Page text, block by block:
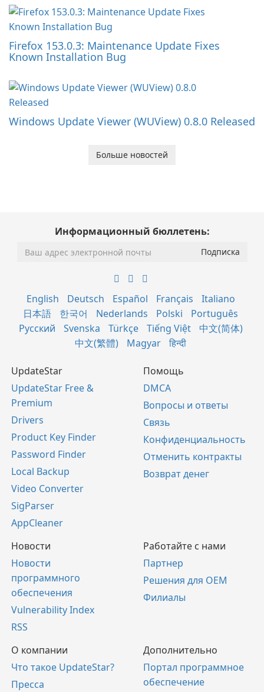
Firefox 153.0.3: Maintenance Update Fixes
Known Installation Bug
Windows Update Viewer (WUView) 0.8.0 Released
Больше новостей
Информационный бюллетень:
English Deutsch Español Français
Italiano
日本語
한국어 Nederlands Polski
Português
Русский
Svenska Türkçe Tiếng Việt
中文(简体)
中文(繁體)
Magyar हिन्दी
UpdateStar
UpdateStar Free &
Premium
Drivers
Product Key Finder
Password Finder
Local Backup
Video Converter
SigParser
AppCleaner
Помощь
DMCA
Вопросы и ответы
Связь
Конфиденциальность
Отменить контракты
Возврат денег
Новости
Новости
программного
обеспечения
Vulnerability Index
RSS
Работайте с нами
Партнер
Решения для OEM
Филиалы
О компании
Что такое UpdateStar?
Пресса
Дополнительно
Портал программное
обеспечение